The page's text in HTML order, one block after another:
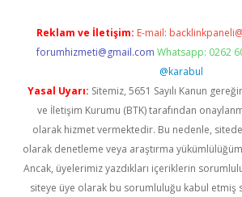
Reklam ve İletişim: E-mail:
forumhizmeti@gmail.com Whatsapp: 0262
@karabul
Yasal Uyarı: Sitemiz, 5651 Sayılı Kanun
ve İletişim Kurumu (BTK) tarafından
olarak hizmet vermektedir. Bu nedenle,
olarak denetleme veya araştırma
Ancak, üyelerimiz yazdıkları içeriklerin
siteye üye olarak bu sorumluluğu kabul etmiş